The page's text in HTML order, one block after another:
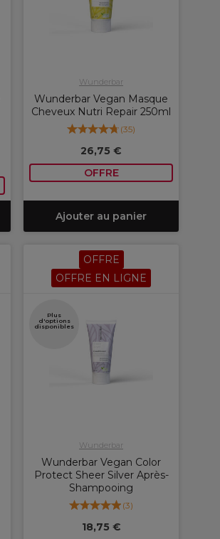
Wunderbar
Wunderbar Vegan Masque
Cheveux Nutri Repair 250ml
(35)
26,75 €
OFFRE
Ajouter au panier
OFFRE
OFFRE EN LIGNE
Plus
d'options
disponibles
Wunderbar
Wunderbar Vegan Color
Protect Sheer Silver Après-
Shampooing
(3)
18,75 €